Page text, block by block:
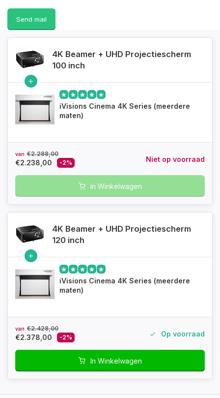
Send mail
4K Beamer + UHD Projectiescherm
100 inch
iVisions Cinema 4K Series (meerdere
maten)
van €2.288,00
€2.238,00 -2% Niet op voorraad
In Winkelwagen
4K Beamer + UHD Projectiescherm
120 inch
iVisions Cinema 4K Series (meerdere
maten)
van €2.428,00
€2.378,00 -2% Op voorraad
In Winkelwagen